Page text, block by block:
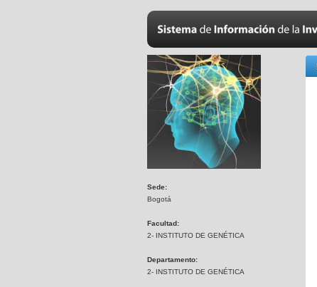
Sede:
Bogotá
Facultad:
2- INSTITUTO DE GENÉTICA
Departamento:
2- INSTITUTO DE GENÉTICA